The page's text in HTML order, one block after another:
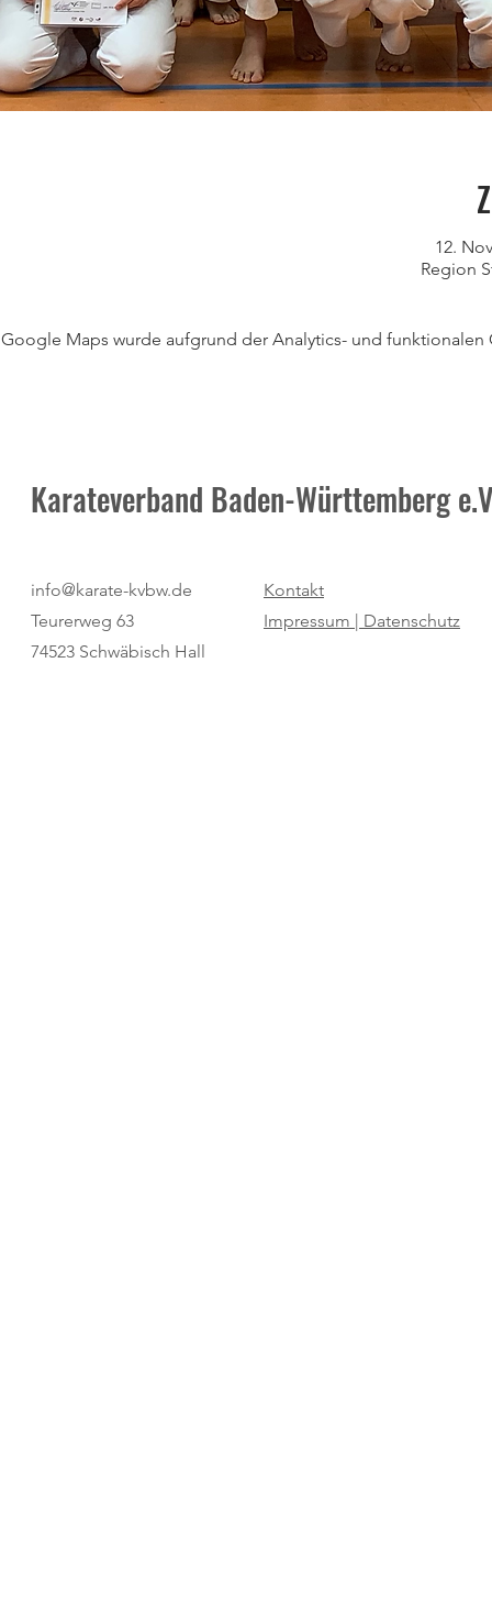
12.
Region
Google Maps wurde aufgrund der Analytics- und
Karateverband Baden-Württemberg
info@karate-kvbw.de
Teurerweg 63
74523 Schwäbisch Hall
Kontakt
Impressum | Datenschutz